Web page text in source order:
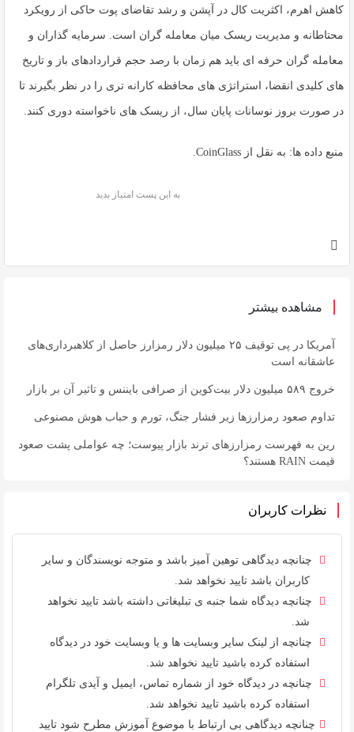
کاهش اهرم، اکثریت کال در آپشن و رشد تقاضای پوت حاکی از رویکرد
محتاطانه و مدیریت ریسک میان معامله گران است. سرمایه گذاران و
معامله گران حرفه ای باید هم زمان با رصد حجم قراردادهای باز و تاریخ
های کلیدی انقضا، استراتژی های محافظه کارانه تری را در نظر بگیرند تا
در صورت بروز نوسانات پایان سال، از ریسک های ناخواسته دوری کنند.
منبع داده ها: به نقل از CoinGlass.
به این پست امتیاز بدید
مشاهده بیشتر
آمریکا در پی توقیف ۲۵ میلیون دلار رمزارز حاصل از کلاهبرداری‌های
عاشقانه است
خروج ۵۸۹ میلیون دلار بیت‌کوین از صرافی بایننس و تاثیر آن بر بازار
تداوم صعود رمزارزها زیر فشار جنگ، تورم و حباب هوش مصنوعی
رین به فهرست رمزارزهای ترند بازار پیوست؛ چه عواملی پشت صعود
قیمت RAIN هستند؟
نظرات کاربران
چنانچه دیدگاهی توهین آمیز باشد و متوجه نویسندگان و سایر
کاربران باشد تایید نخواهد شد.
چنانچه دیدگاه شما جنبه ی تبلیغاتی داشته باشد تایید نخواهد
شد.
چنانچه از لینک سایر وبسایت ها و یا وبسایت خود در دیدگاه
استفاده کرده باشید تایید نخواهد شد.
چنانچه در دیدگاه خود از شماره تماس، ایمیل و آیدی تلگرام
استفاده کرده باشید تایید نخواهد شد.
چنانچه دیدگاهی بی ارتباط با موضوع آموزش مطرح شود تایید